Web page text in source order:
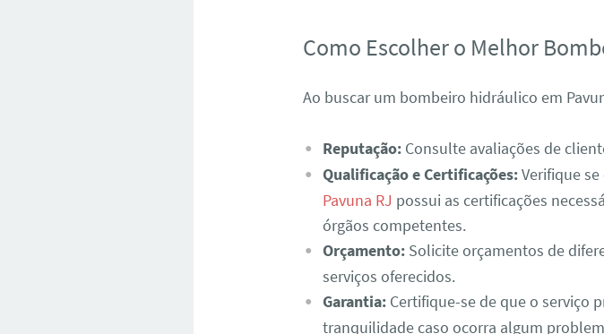
Como Escolher o Melhor
Ao buscar um bombeiro hidráulico em
Reputação:Consulte avaliações de
Qualificação e Certificações:Verifique
Pavuna RJ possui as certificações
órgãos competentes.
Orçamento:Solicite orçamentos de
serviços oferecidos.
Garantia:Certifique-se de que o serviço
tranquilidade caso ocorra algum